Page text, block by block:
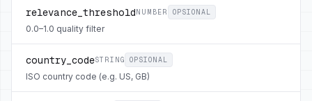
relevance_threshold NUMBER OPSIONAL
0.0–1.0 quality filter
country_codeSTRING OPSIONAL
ISO country code (e.g. US, GB)